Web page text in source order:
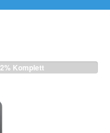
2% Komplett